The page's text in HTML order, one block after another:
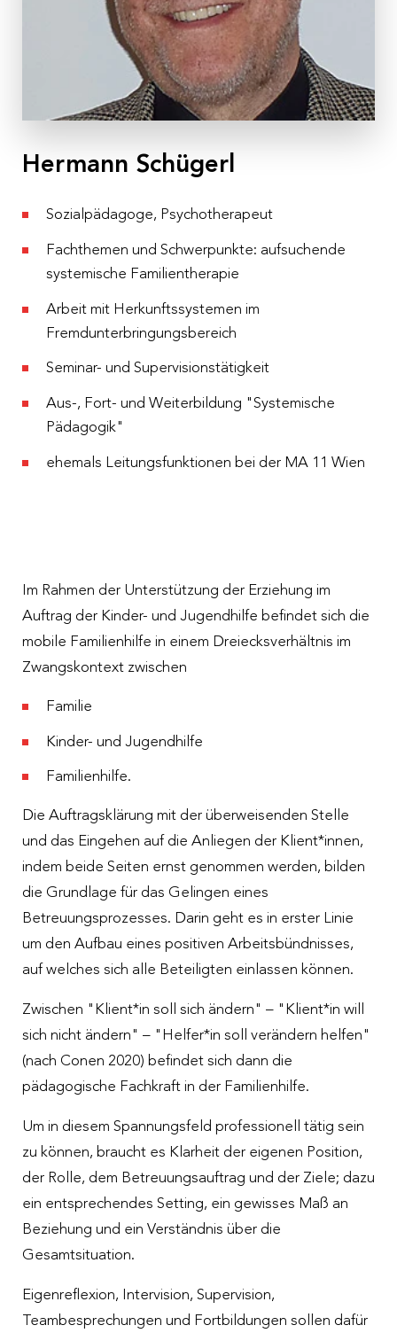
Di, 03.05.2022, 10:00 – 17:30 Uhr
Mi, 04.05.2022, 9:00 – 16:30 Uhr
Gasthof Am Riedl, Eisenstraße 38, 5321 Koppl bei
€ 200,– werden automatisch vom Fortbildungsbudget
Anmeldeschluss
internen Veranstaltung werden 50%, 7 Tage vor
Beginn einer internen Veranstaltung werden 100%
der Teilnahmegebühr einbehalten, sofern kein*e
Ersatzteilnehmer*n gestellt wird. Bei Ausfall der
Hermann Schügerl
Sozialpädagoge, Psychotherapeut
Fachthemen und Schwerpunkte: aufsuchende
systemische Familientherapie
Arbeit mit Herkunftssystemen im
Fremdunterbringungsbereich
Seminar- und Supervisionstätigkeit
Aus-, Fort- und Weiterbildung "Systemische
Pädagogik"
ehemals Leitungsfunktionen bei der MA 11 Wien
Im Rahmen der Unterstützung der Erziehung im
Auftrag der Kinder- und Jugendhilfe befindet sich die
mobile Familienhilfe in einem Dreiecksverhältnis im
Zwangskontext zwischen
Familie
Kinder- und Jugendhilfe
Familienhilfe.
Die Auftragsklärung mit der überweisenden Stelle
und das Eingehen auf die Anliegen der Klient*innen,
indem beide Seiten ernst genommen werden, bilden
die Grundlage für das Gelingen eines
Betreuungsprozesses. Darin geht es in erster Linie
um den Aufbau eines positiven Arbeitsbündnisses,
auf welches sich alle Beteiligten einlassen können.
Zwischen "Klient*in soll sich ändern" – "Klient*in will
sich nicht ändern" – "Helfer*in soll verändern helfen"
(nach Conen 2020) befindet sich dann die
pädagogische Fachkraft in der Familienhilfe.
Um in diesem Spannungsfeld professionell tätig sein
zu können, braucht es Klarheit der eigenen Position,
der Rolle, dem Betreuungsauftrag und der Ziele; dazu
ein entsprechendes Setting, ein gewisses Maß an
Beziehung und ein Verständnis über die
Gesamtsituation.
Eigenreflexion, Intervision, Supervision,
Teambesprechungen und Fortbildungen sollen dafür